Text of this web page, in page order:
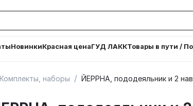
НовинкиКрасная ценаГУД ЛАККТовары в пути /
Комплекты, наборы / ЙЕРРНА, пододеяльник и 2